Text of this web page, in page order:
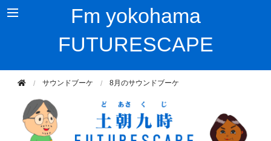
Fm yokohama
FUTURESCAPE
サウンドブーケ 8月のサウンドブーケ